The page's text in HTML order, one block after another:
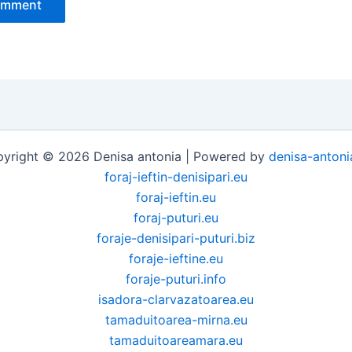
© 2026 Denisa antonia | Powered by denisa-
foraj-ieftin-denisipari.eu
foraj-ieftin.eu
foraj-puturi.eu
foraje-denisipari-puturi.biz
foraje-ieftine.eu
foraje-puturi.info
isadora-clarvazatoarea.eu
tamaduitoarea-mirna.eu
tamaduitoareamara.eu